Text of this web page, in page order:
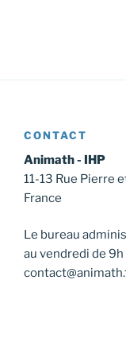
CONTACT
Animath - IHP
11-13 Rue Pierre
France
Le bureau
au vendredi de 9h